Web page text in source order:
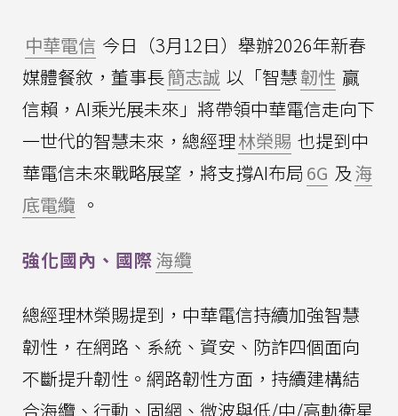
中華電信 今日（3月12日）舉辦2026年新春
媒體餐敘，董事長簡志誠 以「智慧韌性 贏
信賴，AI乘光展未來」將帶領中華電信走向下
一世代的智慧未來，總經理林榮賜 也提到中
華電信未來戰略展望，將支撐AI布局 6G 及海
底電纜 。
強化國內、國際海纜
總經理林榮賜提到，中華電信持續加強智慧
韌性，在網路、系統、資安、防詐四個面向
不斷提升韌性。網路韌性方面，持續建構結
合海纜、行動、固網、微波與低/中/高軌衛星